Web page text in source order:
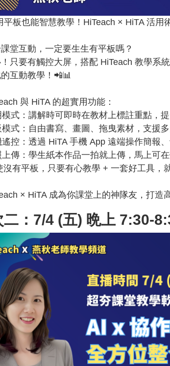
平板也能智慧教學！HiTeach × HiTA 活用
堂互動，一定要生生有平板嗎？
只要有觸控大屏，搭配 HiTeach 教學系
互動教學！📲📊
與 HiTA 的超實用功能：
模式：講解時可即時在教材上標註重點，
模式：自由書寫、畫圖、拖曳素材，支援
遙控：透過 HiTA 手機 App 遠端操作簡報
上傳：學生紙本作品一拍就上傳，馬上可
沒有平板，只要有心教學 + 一套好工具，
× HiTA 成為你課堂上的神隊友，打造
二：7/4 (五) 晩上 7:30-